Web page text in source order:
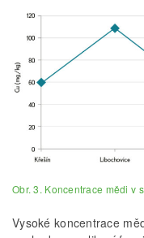
Obr. 3. Koncentrace mědi v
Vysoké koncentrace